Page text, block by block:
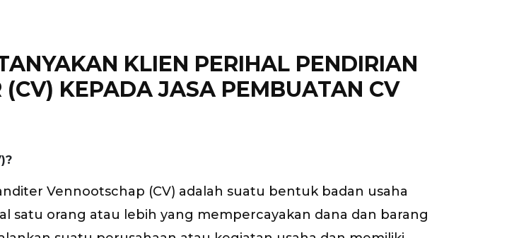
KLIEN PERIHAL PENDIRIAN
KEPADA JASA PEMBUATAN CV
Vennootschap (CV) adalah suatu bentuk badan usaha
orang atau lebih yang mempercayakan dana dan barang